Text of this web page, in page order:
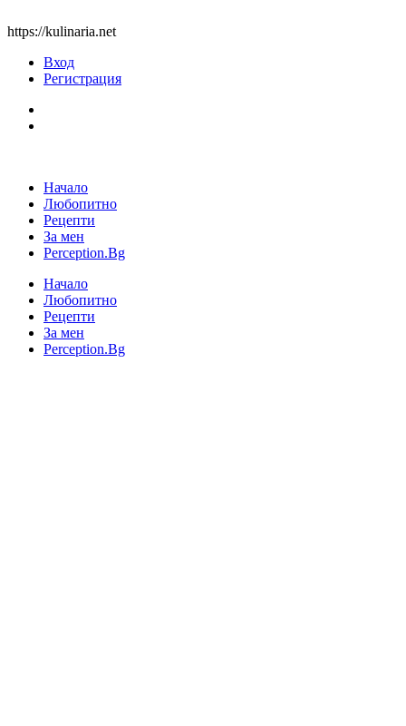
https://kulinaria.net
Вход
Регистрация
Начало
Любопитно
Рецепти
За мен
Perception.Bg
Начало
Любопитно
Рецепти
За мен
Perception.Bg